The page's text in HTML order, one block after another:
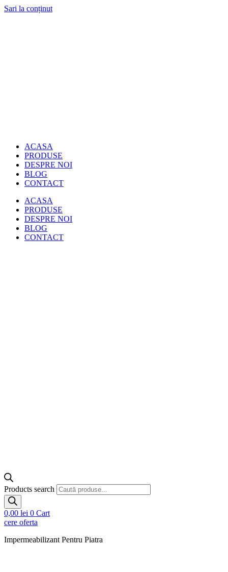
Sari la conținut
ACASA
PRODUSE
DESPRE NOI
BLOG
CONTACT
ACASA
PRODUSE
DESPRE NOI
BLOG
CONTACT
Products search
0,00 lei 0 Cart
cere oferta
Impermeabilizant Pentru Piatra